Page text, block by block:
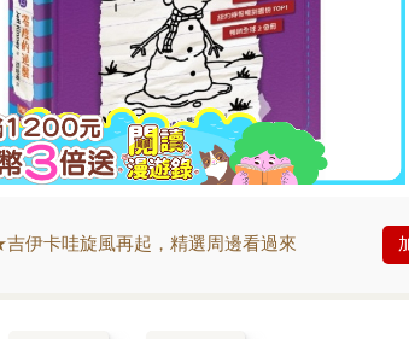
伊卡哇旋風再起，精選周邊看過來